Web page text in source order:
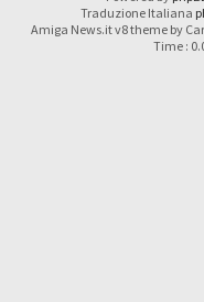
Traduzione Italiana
Amiga News.it v8 theme by
Time :